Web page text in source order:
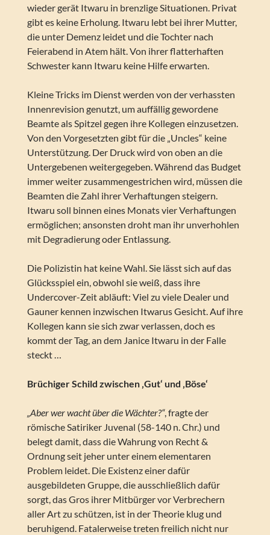
wieder gerät Itwaru in brenzlige Situationen. Privat
gibt es keine Erholung. Itwaru lebt bei ihrer Mutter,
die unter Demenz leidet und die Tochter nach
Feierabend in Atem hält. Von ihrer flatterhaften
Schwester kann Itwaru keine Hilfe erwarten.
Kleine Tricks im Dienst werden von der verhassten
Innenrevision genutzt, um auffällig gewordene
Beamte als Spitzel gegen ihre Kollegen einzusetzen.
Von den Vorgesetzten gibt für die „Uncles“ keine
Unterstützung. Der Druck wird von oben an die
Untergebenen weitergegeben. Während das Budget
immer weiter zusammengestrichen wird, müssen die
Beamten die Zahl ihrer Verhaftungen steigern.
Itwaru soll binnen eines Monats vier Verhaftungen
ermöglichen; ansonsten droht man ihr unverhohlen
mit Degradierung oder Entlassung.
Die Polizistin hat keine Wahl. Sie lässt sich auf das
Glücksspiel ein, obwohl sie weiß, dass ihre
Undercover-Zeit abläuft: Viel zu viele Dealer und
Gauner kennen inzwischen Itwarus Gesicht. Auf ihre
Kollegen kann sie sich zwar verlassen, doch es
kommt der Tag, an dem Janice Itwaru in der Falle
steckt …
Brüchiger Schild zwischen ‚Gut‘ und ‚Böse‘
„Aber wer wacht über die Wächter?“, fragte der
römische Satiriker Juvenal (58-140 n. Chr.) und
belegt damit, dass die Wahrung von Recht &
Ordnung seit jeher unter einem elementaren
Problem leidet. Die Existenz einer dafür
ausgebildeten Gruppe, die ausschließlich dafür
sorgt, das Gros ihrer Mitbürger vor Verbrechern
aller Art zu schützen, ist in der Theorie klug und
beruhigend. Fatalerweise treten freilich nicht nur